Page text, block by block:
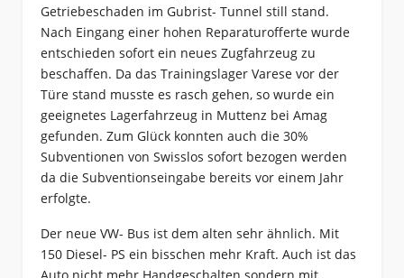
Getriebeschaden im Gubrist- Tunnel still stand.
Nach Eingang einer hohen Reparaturofferte wurde
entschieden sofort ein neues Zugfahrzeug zu
beschaffen. Da das Trainingslager Varese vor der
Türe stand musste es rasch gehen, so wurde ein
geeignetes Lagerfahrzeug in Muttenz bei Amag
gefunden. Zum Glück konnten auch die 30%
Subventionen von Swisslos sofort bezogen werden
da die Subventionseingabe bereits vor einem Jahr
erfolgte.
Der neue VW- Bus ist dem alten sehr ähnlich. Mit
150 Diesel- PS ein bisschen mehr Kraft. Auch ist das